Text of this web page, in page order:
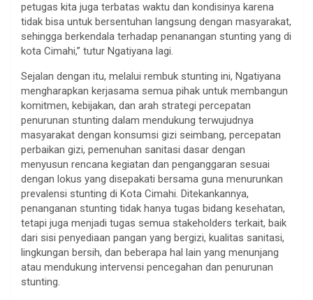
petugas kita juga terbatas waktu dan kondisinya karena
tidak bisa untuk bersentuhan langsung dengan masyarakat,
sehingga berkendala terhadap penanangan stunting yang di
kota Cimahi,” tutur Ngatiyana lagi.
Sejalan dengan itu, melalui rembuk stunting ini, Ngatiyana
mengharapkan kerjasama semua pihak untuk membangun
komitmen, kebijakan, dan arah strategi percepatan
penurunan stunting dalam mendukung terwujudnya
masyarakat dengan konsumsi gizi seimbang, percepatan
perbaikan gizi, pemenuhan sanitasi dasar dengan
menyusun rencana kegiatan dan penganggaran sesuai
dengan lokus yang disepakati bersama guna menurunkan
prevalensi stunting di Kota Cimahi. Ditekankannya,
penanganan stunting tidak hanya tugas bidang kesehatan,
tetapi juga menjadi tugas semua stakeholders terkait, baik
dari sisi penyediaan pangan yang bergizi, kualitas sanitasi,
lingkungan bersih, dan beberapa hal lain yang menunjang
atau mendukung intervensi pencegahan dan penurunan
stunting.